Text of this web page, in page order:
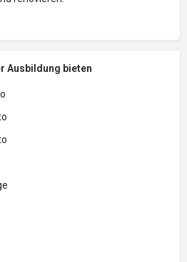
Ausbildung bieten